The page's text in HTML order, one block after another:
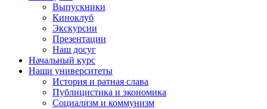
Выпускники
Киноклуб
Экскурсии
Презентации
Наш досуг
Начальный курс
Наши университеты
История и ратная слава
Публицистика и экономика
Социализм и коммунизм